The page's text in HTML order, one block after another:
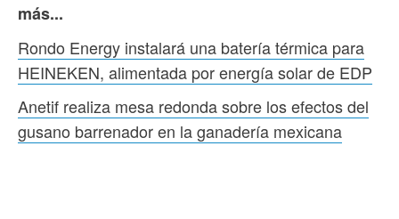
más...
Rondo Energy instalará una batería térmica para
HEINEKEN, alimentada por energía solar de EDP
Anetif realiza mesa redonda sobre los efectos del
gusano barrenador en la ganadería mexicana